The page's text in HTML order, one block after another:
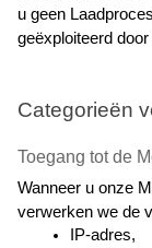
u geen
geëxploiteerd door
Categorieën
Toegang tot de
Wanneer u onze
verwerken we de
IP-adres,